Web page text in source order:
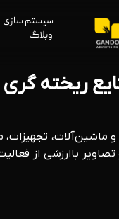
سیستم سازی
وبلاگ
ریخته‌ گری
باارزشی از